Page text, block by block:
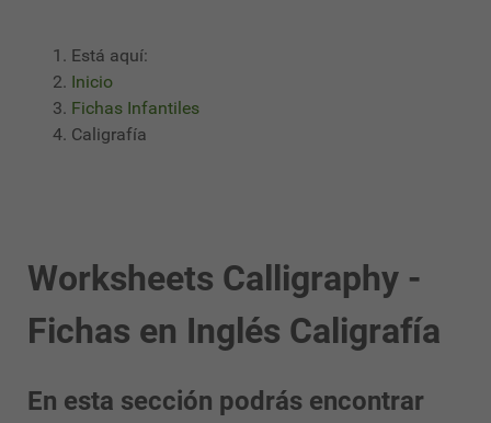
Está aquí:
Inicio
Fichas Infantiles
Caligrafía
Worksheets Calligraphy -
Fichas en Inglés Caligrafía
En esta sección podrás encontrar